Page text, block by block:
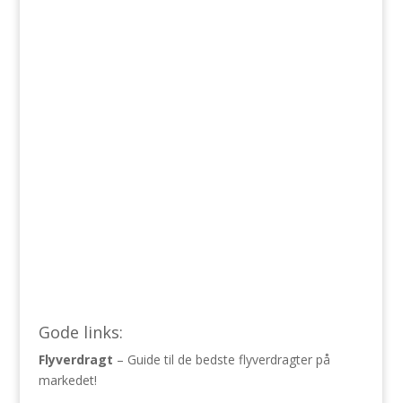
Gode links:
Flyverdragt – Guide til de bedste flyverdragter på
markedet!